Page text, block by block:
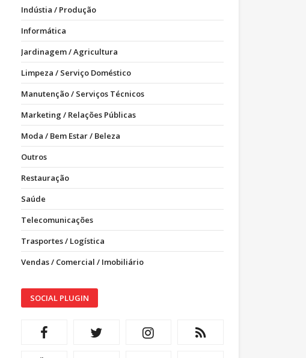
Indústia / Produção
Informática
Jardinagem / Agricultura
Limpeza / Serviço Doméstico
Manutenção / Serviços Técnicos
Marketing / Relações Públicas
Moda / Bem Estar / Beleza
Outros
Restauração
Saúde
Telecomunicações
Trasportes / Logística
Vendas / Comercial / Imobiliário
SOCIAL PLUGIN